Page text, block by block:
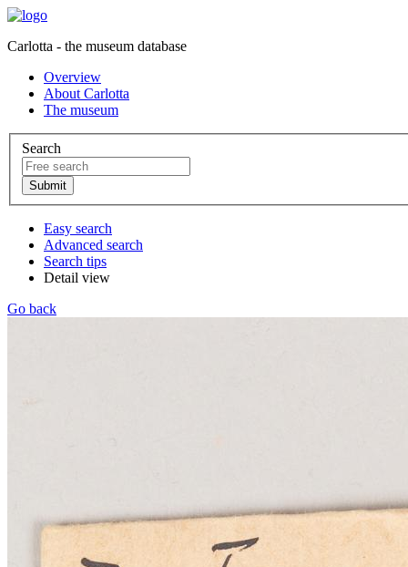
Carlotta - the museum database
Overview
About Carlotta
The museum
Search
Easy search
Advanced search
Search tips
Detail view
Go back